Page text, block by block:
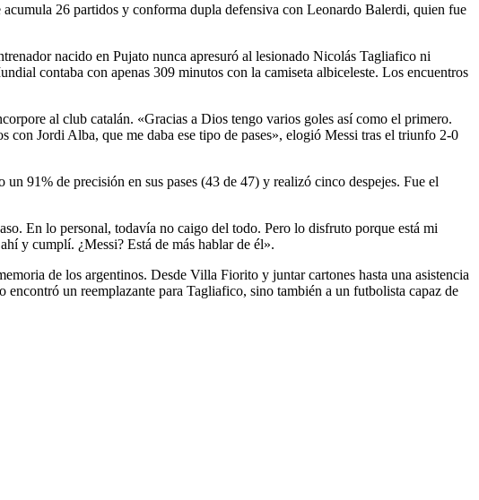
26 partidos y conforma dupla defensiva con Leonardo Balerdi, quien fue
nacido en Pujato nunca apresuró al lesionado Nicolás Tagliafico ni
contaba con apenas 309 minutos con la camiseta albiceleste. Los encuentros
al club catalán. «Gracias a Dios tengo varios goles así como el primero.
con Jordi Alba, que me daba ese tipo de pases», elogió Messi tras el triunfo 2-0
91% de precisión en sus pases (43 de 47) y realizó cinco despejes. Fue el
En lo personal, todavía no caigo del todo. Pero lo disfruto porque está mi
y cumplí. ¿Messi? Está de más hablar de él».
de los argentinos. Desde Villa Fiorito y juntar cartones hasta una asistencia
un reemplazante para Tagliafico, sino también a un futbolista capaz de